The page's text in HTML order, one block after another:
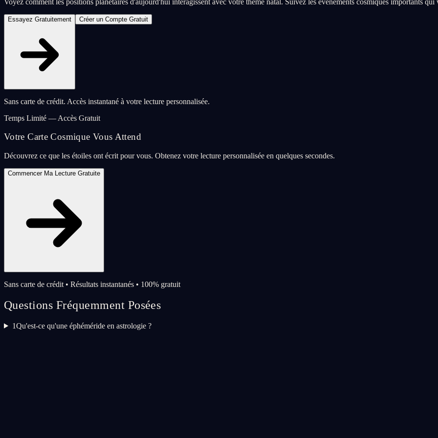
Essayez Gratuitement Créer un Compte Gratuit
Sans carte de crédit. Accès instantané à votre lecture personnalisée.
Temps Limité — Accès Gratuit
Votre Carte Cosmique Vous Attend
Découvrez ce que les étoiles ont écrit pour vous. Obtenez votre lecture personnalisée en quelques secondes.
Commencer Ma Lecture Gratuite
Sans carte de crédit • Résultats instantanés • 100% gratuit
Questions Fréquemment Posées
1Qu'est-ce qu'une éphéméride en astrologie ?